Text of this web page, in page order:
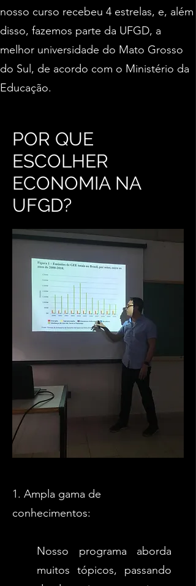
nosso curso recebeu 4 estrelas, e, além
disso, fazemos parte da UFGD, a
melhor universidade do Mato Grosso
do Sul, de acordo com o Ministério da
Educação.
POR QUE
ESCOLHER
ECONOMIA NA
UFGD?
​1. Ampla gama de
conhecimentos:
Nosso programa aborda
muitos tópicos, passando